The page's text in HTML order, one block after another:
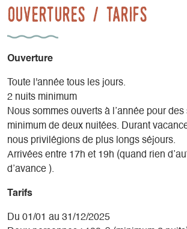
de-chaussée + cuisine
Est), de deux lits simples (chambre Nord)
Salle de bain, cuisine, séjour.
Le rez-de-chaussée se réserve dans sa
qu’appartement indépendant.
- À l’étage – “La Grange”: grande
+ salle de bain privative + cuisine
A l’étage, la grange comprend un espace
surélevé, pour deux à quatre personnes,
La grange vous permet d’investir un
Ouvertures / tarifs
Ouverture
Toute l'année tous les jours.
2 nuits minimum
Nous sommes ouverts à l’année pour des
minimum de deux nuitées. Durant
nous privilégions de plus longs séjours.
Arrivées entre 17h et 19h (quand rien
d’avance ).
Tarifs
Du 01/01 au 31/12/2025